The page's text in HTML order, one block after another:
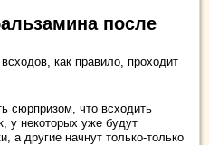
после
как правило, проходит
сюрпризом, что всходить
у некоторых уже будут
а другие начнут только-только